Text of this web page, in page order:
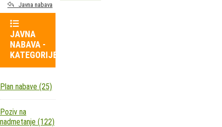
Javna nabava
JAVNA
NABAVA -
KATEGORIJE
Plan nabave (25)
Poziv na
nadmetanje (122)